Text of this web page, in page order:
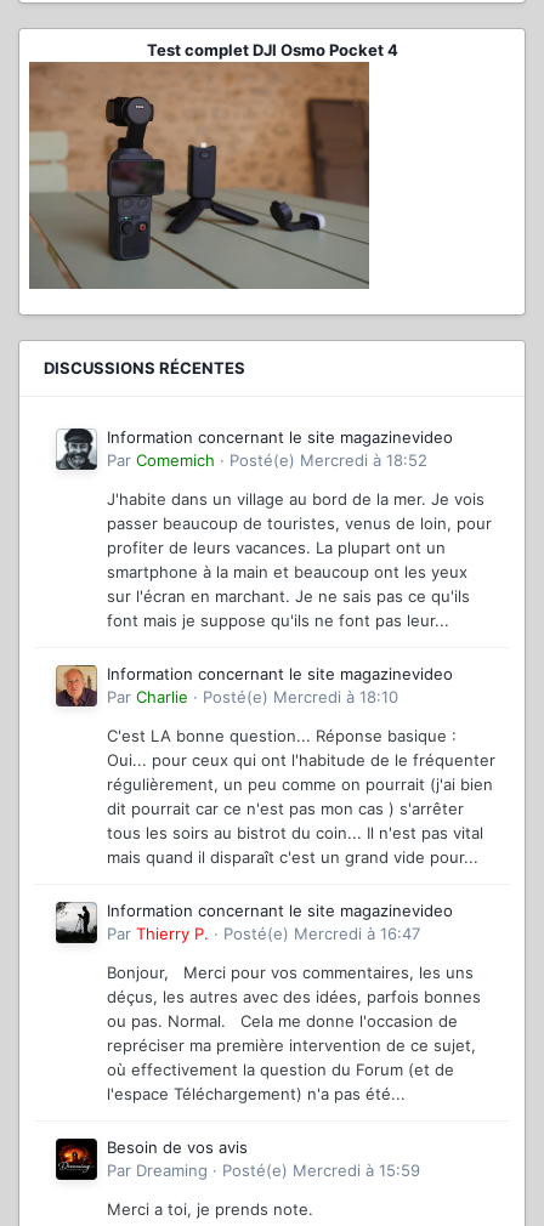
Test complet DJI Osmo Pocket 4
DISCUSSIONS RÉCENTES
Information concernant le site magazinevideo
Par Comemich · Posté(e) Mercredi à 18:52
J'habite dans un village au bord de la mer. Je vois
passer beaucoup de touristes, venus de loin, pour
profiter de leurs vacances. La plupart ont un
smartphone à la main et beaucoup ont les yeux
sur l'écran en marchant. Je ne sais pas ce qu'ils
font mais je suppose qu'ils ne font pas leur...
Information concernant le site magazinevideo
Par Charlie · Posté(e) Mercredi à 18:10
C'est LA bonne question... Réponse basique :
Oui... pour ceux qui ont l'habitude de le fréquenter
régulièrement, un peu comme on pourrait (j'ai bien
dit pourrait car ce n'est pas mon cas ) s'arrêter
tous les soirs au bistrot du coin... Il n'est pas vital
mais quand il disparaît c'est un grand vide pour...
Information concernant le site magazinevideo
Par Thierry P. · Posté(e) Mercredi à 16:47
Bonjour, Merci pour vos commentaires, les uns
déçus, les autres avec des idées, parfois bonnes
ou pas. Normal. Cela me donne l'occasion de
repréciser ma première intervention de ce sujet,
où effectivement la question du Forum (et de
l'espace Téléchargement) n'a pas été...
Besoin de vos avis
Par Dreaming · Posté(e) Mercredi à 15:59
Merci a toi, je prends note.